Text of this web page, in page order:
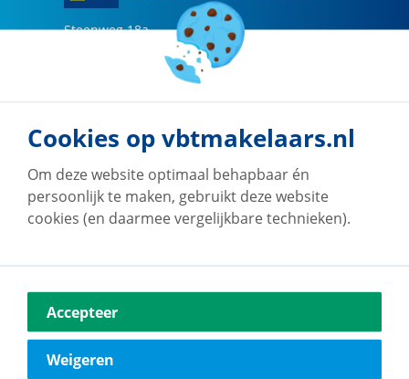
Steenweg 18a
helmond@vbtmakelaars.nl
Naar vestiging
Vestdijk 180
5611 CZ Eindhoven
040-2696949
Cookies op vbtmakelaars.nl
Om deze website optimaal behapbaar én
persoonlijk te maken, gebruikt deze website
cookies (en daarmee vergelijkbare technieken).
Accepteer
Weigeren